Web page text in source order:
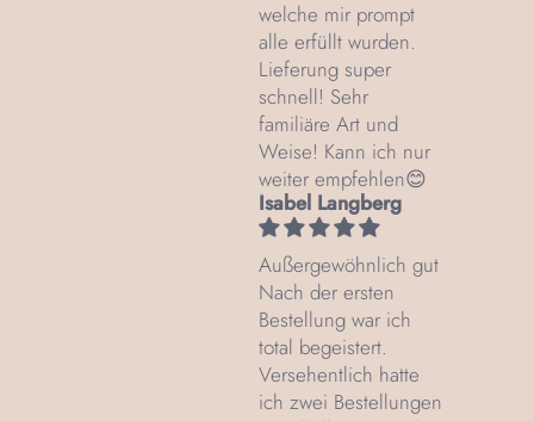
welche mir prompt
alle erfüllt wurden.
Lieferung super
schnell! Sehr
familiäre Art und
Weise! Kann ich nur
weiter empfehlen😊
Isabel Langberg
Außergewöhnlich gut
Nach der ersten
Bestellung war ich
total begeistert.
Versehentlich hatte
ich zwei Bestellungen